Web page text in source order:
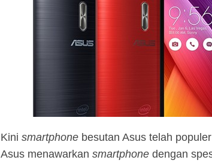
Kini smartphone besutan Asus telah
Asus menawarkan smartphone dengan